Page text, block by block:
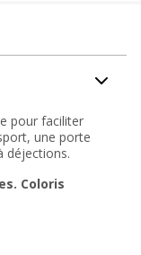
pour faciliter
une porte
déjections.
Coloris